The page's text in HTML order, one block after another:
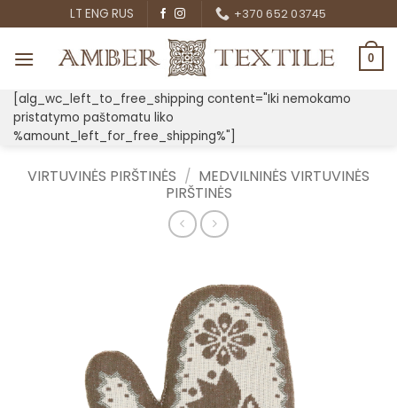
to
content
LT ENG RUS +370 652 03745
0
[alg_wc_left_to_free_shipping content="Iki nemokamo
pristatymo paštomatu liko
%amount_left_for_free_shipping%"]
VIRTUVINĖS PIRŠTINĖS / MEDVILNINĖS VIRTUVINĖS
PIRŠTINĖS